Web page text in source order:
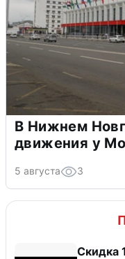
В Нижнем
движения у
5 августа 3
Скидка